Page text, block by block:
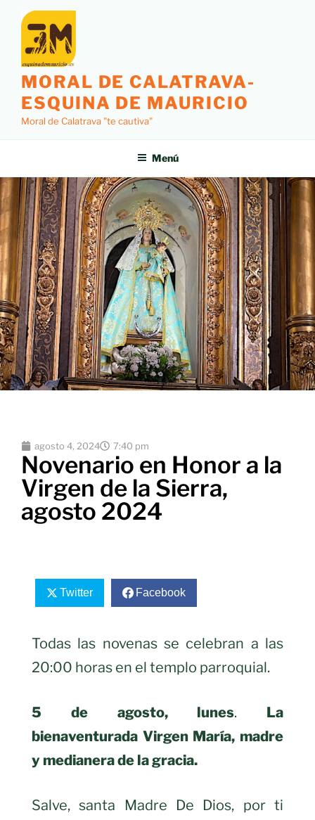
MORAL DE CALATRAVA-
ESQUINA DE MAURICIO
Moral de Calatrava "te cautiva"
Menú
agosto 4, 2024 7:40 pm
Novenario en Honor a la
Virgen de la Sierra,
agosto 2024
Twitter Facebook
Todas las novenas se celebran a las
20:00 horas en el templo parroquial.
5 de agosto, lunes. La
bienaventurada Virgen María, madre
y medianera de la gracia.
Salve, santa Madre De Dios, por ti